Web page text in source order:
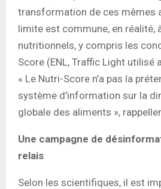
transformation de ces mêmes
limite est commune, en réalité,
nutritionnels, y compris les
Score (ENL, Traffic Light utilisé
« Le Nutri-Score n’a pas la
système d’information sur la
globale des aliments »,
Une campagne de
relais
Selon les scientifiques, il est